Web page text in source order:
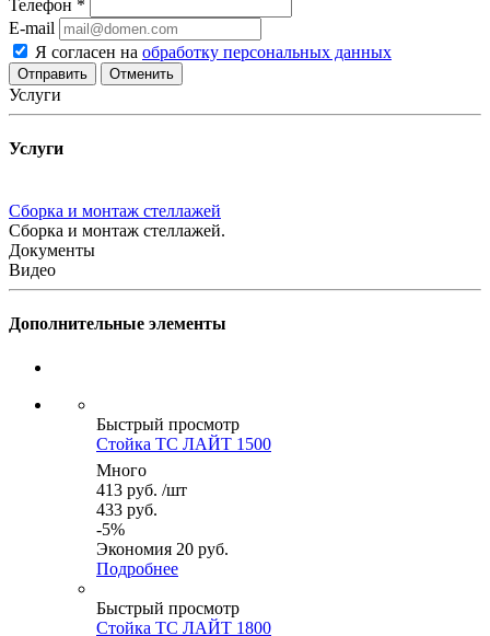
Телефон *
E-mail
Я согласен на обработку персональных данных
Отменить
Услуги
Услуги
Сборка и монтаж стеллажей
Сборка и монтаж стеллажей.
Документы
Видео
Дополнительные элементы
Быстрый просмотр
Стойка ТС ЛАЙТ 1500
Много
413 руб. /шт
433 руб.
-5%
Экономия 20 руб.
Подробнее
Быстрый просмотр
Стойка ТС ЛАЙТ 1800